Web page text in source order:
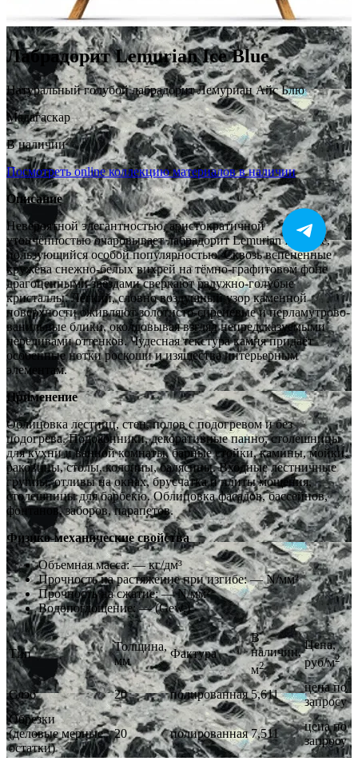
Лабрадорит Lemurian Ice Blue
Натуральный голубой лабрадорит Лемуриан Айс Блю
Мадагаскар
В наличии
Посмотреть online коллекцию материалов в наличии
Описание
Невероятной элегантностью, аристократичной
утончённостью очаровывает лабрадорит Lemurian Ice Blue,
пользующийся особой популярностью. Сквозь вспененные
кружева снежно-белых вихрей на тёмно-графитовом фоне
драгоценными звёздами сверкают радужно-голубые
кристаллы. Лёгкий, словно воздушный узор каменной
поверхности оживляют золотисто-сиреневые и перламутрово-
ванильные блики, околдовывая взгляд непредсказуемыми
переливами оттенков. Чудесная текстура камня придаёт
особенные нотки роскоши и изящества интерьерным
элементам.
Применение
Облицовка лестниц, стен, полов с подогревом и без
подогрева. Подоконники, декоративные панно, столешницы
для кухни и ванной комнаты, барные стойки, камины, мойки,
раковины, столы, колонны, балясины. Входные лестничные
группы, отливы на окнах, брусчатка и плиты мощения,
столешницы для барбекю. Облицовка фасадов, бассейнов,
фонтанов, заборов, парапетов.
Физико-механические свойства
Объемная масса: — кг/дм³
Прочность на растяжение при изгибе: — N/мм²
Прочность на сжатие: — N/мм²
Водопоглощение: — (Gew.)
Тип
Толщина,
мм
Фактура
В
наличии,
м2
Цена,
руб/м2
Слэб 20 полированная 5,611
цена по
запросу
Обрезки
(деловые мерные
остатки)
20 полированная 7,511
цена по
запросу